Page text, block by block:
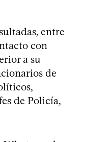
entre
con
a su
de
de Policía,